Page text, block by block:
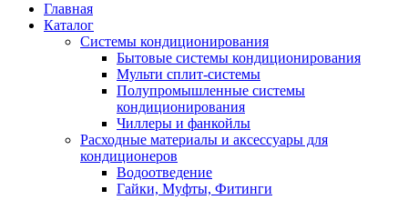
Главная
Каталог
Системы кондиционирования
Бытовые системы кондиционирования
Мульти сплит-системы
Полупромышленные системы
кондиционирования
Чиллеры и фанкойлы
Расходные материалы и аксессуары для
кондиционеров
Водоотведение
Гайки, Муфты, Фитинги